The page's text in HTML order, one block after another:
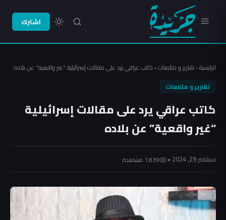
اشترك
الرئيسية‹تقارير و متابعات‹ كاتب عراقي يرد على مقالات إسرائيلية “غير واقعية” عن بلاده
تقارير و متابعات
كاتب عراقي يرد على مقالات إسرائيلية
“غير واقعية” عن بلاده
سبتمبر 29, 2024 • 1٬839 مشاهدة